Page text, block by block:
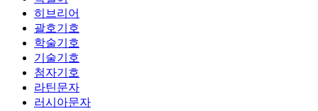
히브리어
괄호기호
학술기호
기술기호
첨자기호
라틴문자
러시아문자